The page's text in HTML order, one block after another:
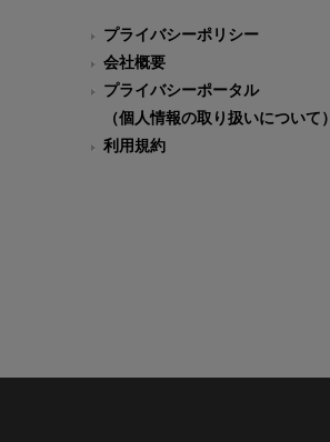
プライバシーポリシー
会社概要
プライバシーポータル
（個人情報の取り扱いについて）
利用規約